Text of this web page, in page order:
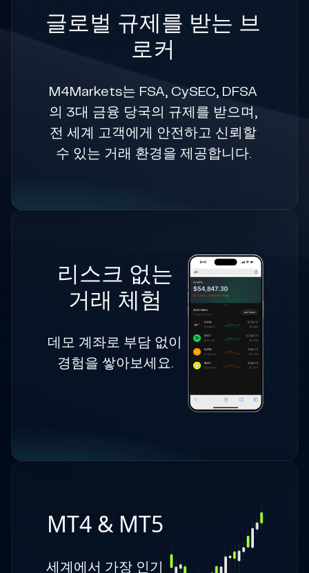
글로벌 규제를 받는 브
로커
M4Markets는 FSA, CySEC, DFSA
의 3대 금융 당국의 규제를 받으며,
전 세계 고객에게 안전하고 신뢰할
수 있는 거래 환경을 제공합니다.
리스크 없는
거래 체험
데모 계좌로 부담 없이
경험을 쌓아보세요.
MT4 & MT5
세계에서 가장 인기